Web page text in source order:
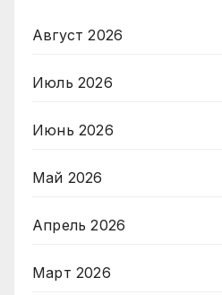
Август 2026
Июль 2026
Июнь 2026
Май 2026
Апрель 2026
Март 2026